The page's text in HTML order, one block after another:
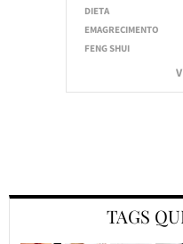
DIETA
EMAGRECIMENTO
FENG SHUI
TAGS